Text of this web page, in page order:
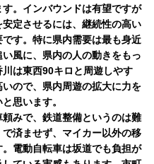
。インバウンドは有望ですが
定させるには、継続性の高い
す。特に県内需要は最も身近
風に、県内の人の動きをもっ
は東西90キロと周遊しやす
ので、県内周遊の拡大に力を
思います。
みで、鉄道整備というのは難
済ませず、マイカー以外の移
電動自転車は坂道でも負担が